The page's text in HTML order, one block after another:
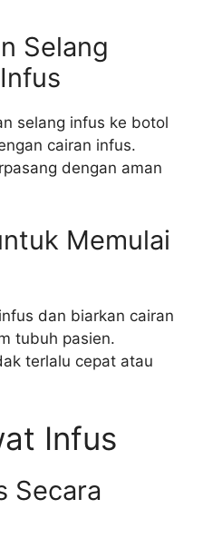
Selang
selang infus ke botol
cairan infus.
dengan aman
Memulai
dan biarkan cairan
tubuh pasien.
terlalu cepat atau
Infus
Secara